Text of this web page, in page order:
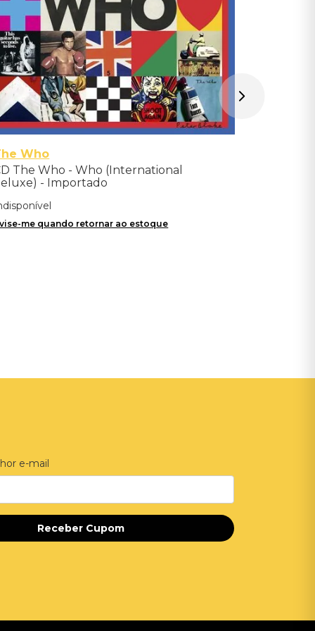
Who
The Who - Who (International
- Importado
me quando retornar ao estoque
e-mail
Receber Cupom